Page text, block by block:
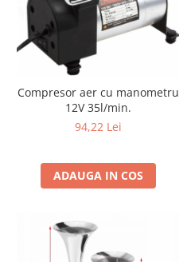
Compresor aer cu manometru
12V 35l/min.
94,22 Lei
ADAUGA IN COS